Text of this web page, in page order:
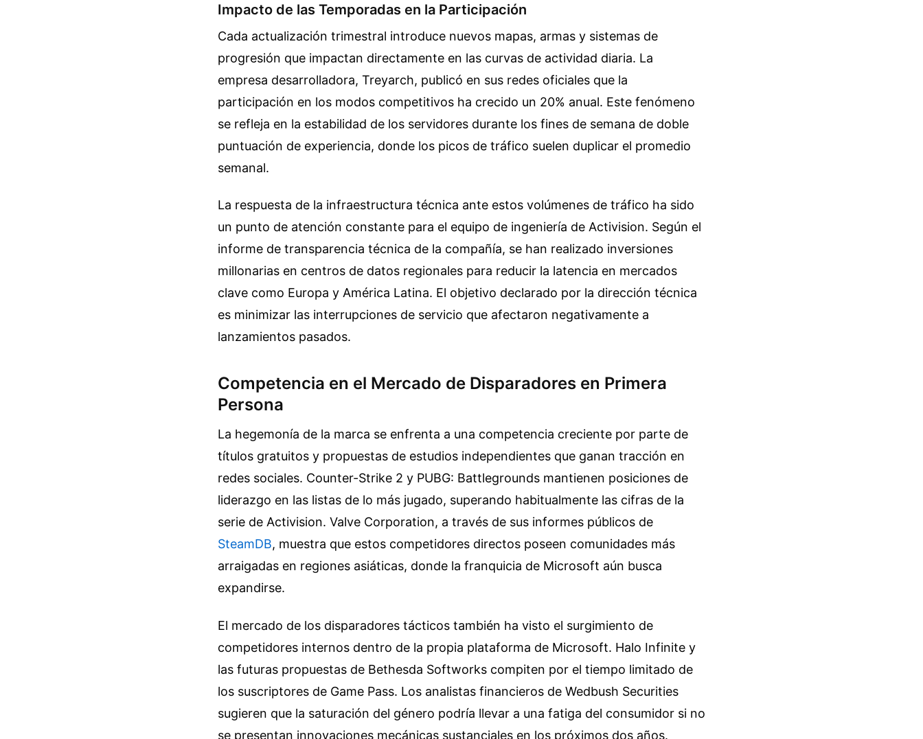
Impacto de las Temporadas en la Participación
Cada actualización trimestral introduce nuevos mapas, armas y sistemas de
progresión que impactan directamente en las curvas de actividad diaria. La
empresa desarrolladora, Treyarch, publicó en sus redes oficiales que la
participación en los modos competitivos ha crecido un 20% anual. Este fenómeno
se refleja en la estabilidad de los servidores durante los fines de semana de doble
puntuación de experiencia, donde los picos de tráfico suelen duplicar el promedio
semanal.
La respuesta de la infraestructura técnica ante estos volúmenes de tráfico ha sido
un punto de atención constante para el equipo de ingeniería de Activision. Según el
informe de transparencia técnica de la compañía, se han realizado inversiones
millonarias en centros de datos regionales para reducir la latencia en mercados
clave como Europa y América Latina. El objetivo declarado por la dirección técnica
es minimizar las interrupciones de servicio que afectaron negativamente a
lanzamientos pasados.
Competencia en el Mercado de Disparadores en Primera
Persona
La hegemonía de la marca se enfrenta a una competencia creciente por parte de
títulos gratuitos y propuestas de estudios independientes que ganan tracción en
redes sociales. Counter-Strike 2 y PUBG: Battlegrounds mantienen posiciones de
liderazgo en las listas de lo más jugado, superando habitualmente las cifras de la
serie de Activision. Valve Corporation, a través de sus informes públicos de
SteamDB, muestra que estos competidores directos poseen comunidades más
arraigadas en regiones asiáticas, donde la franquicia de Microsoft aún busca
expandirse.
El mercado de los disparadores tácticos también ha visto el surgimiento de
competidores internos dentro de la propia plataforma de Microsoft. Halo Infinite y
las futuras propuestas de Bethesda Softworks compiten por el tiempo limitado de
los suscriptores de Game Pass. Los analistas financieros de Wedbush Securities
sugieren que la saturación del género podría llevar a una fatiga del consumidor si no
se presentan innovaciones mecánicas sustanciales en los próximos dos años.